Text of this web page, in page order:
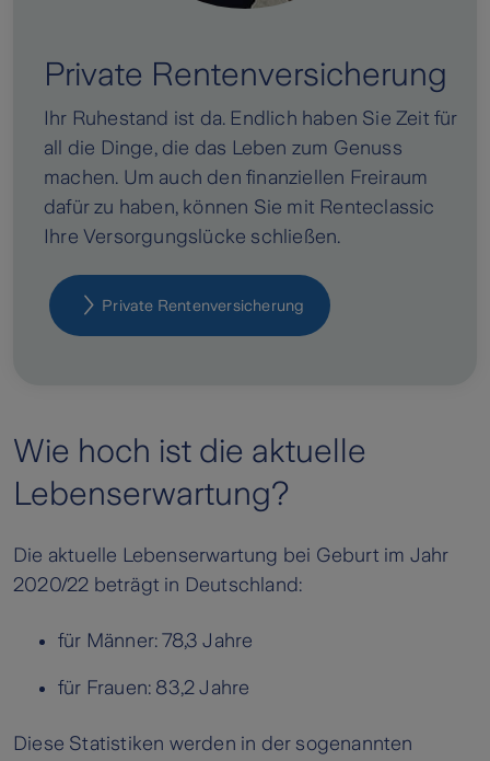
Private Rentenversicherung
Ihr Ruhestand ist da. Endlich haben Sie Zeit für
all die Dinge, die das Leben zum Genuss
machen. Um auch den finanziellen Freiraum
dafür zu haben, können Sie mit Renteclassic
Ihre Versorgungslücke schließen.
Private Rentenversicherung
Wie hoch ist die aktuelle
Lebenserwartung?
Die aktuelle Lebenserwartung bei Geburt im Jahr
2020/22 beträgt in Deutschland:
für Männer: 78,3 Jahre
für Frauen: 83,2 Jahre
Diese Statistiken werden in der sogenannten